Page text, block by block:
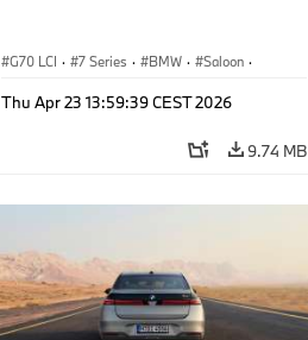
G70 LCI · 7 Series · BMW · Saloon ·
Thu Apr 23 13:59:39 CEST 2026
9.74 MB